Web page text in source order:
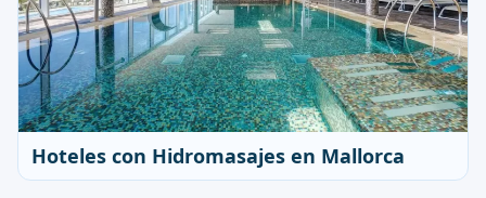
Hoteles con Hidromasajes en Mallorca